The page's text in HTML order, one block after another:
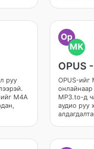
руу
M4A
Op
MK
OPUS
OPUS-ийг
онлайнаар
MP3.to-д
аудио руу